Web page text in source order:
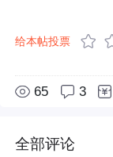
给本帖投票
65 3
全部评论